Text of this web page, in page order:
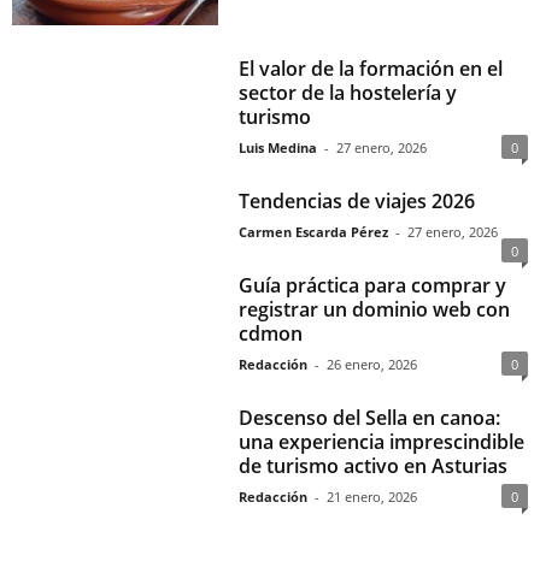
El valor de la formación en el
sector de la hostelería y
turismo
Luis Medina - 27 enero, 2026 0
Tendencias de viajes 2026
Carmen Escarda Pérez - 27 enero, 2026
0
Guía práctica para comprar y
registrar un dominio web con
cdmon
Redacción - 26 enero, 2026 0
Descenso del Sella en canoa:
una experiencia imprescindible
de turismo activo en Asturias
Redacción - 21 enero, 2026 0